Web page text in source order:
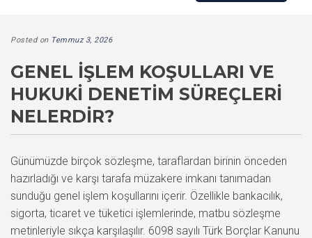
Posted on Temmuz 3, 2026
GENEL İŞLEM KOŞULLARI VE
HUKUKI DENETIM SÜREÇLERI
NELERDIR?
Günümüzde birçok sözleşme, taraflardan birinin önceden
hazırladığı ve karşı tarafa müzakere imkanı tanımadan
sunduğu genel işlem koşullarını içerir. Özellikle bankacılık,
sigorta, ticaret ve tüketici işlemlerinde, matbu sözleşme
metinleriyle sıkça karşılaşılır. 6098 sayılı Türk Borçlar Kanunu